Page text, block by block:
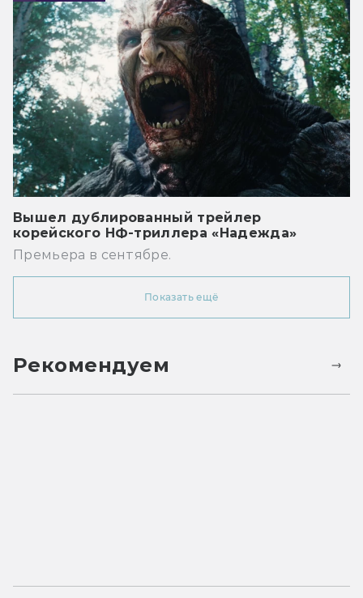
Вышел дублированный трейлер
корейского НФ-триллера «Надежда»
Премьера в сентябре.
Показать ещё
Рекомендуем